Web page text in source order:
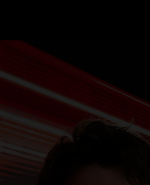
OVER
FOUNDERS
GRAND PRIX
GRAND PRIX